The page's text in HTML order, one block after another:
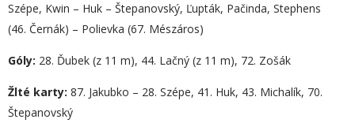
Szépe, Kwin – Huk – Štepanovský, Ľupták, Pačinda, Stephens
(46. Černák) – Polievka (67. Mészáros)
Góly: 28. Ďubek (z 11 m), 44. Lačný (z 11 m), 72. Zošák
Žlté karty: 87. Jakubko – 28. Szépe, 41. Huk, 43. Michalík, 70.
Štepanovský